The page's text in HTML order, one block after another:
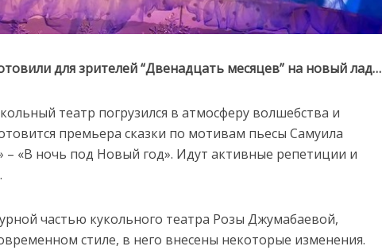
для зрителей “Двенадцать месяцев” на новый лад…
театр погрузился в атмосферу волшебства и
премьера сказки по мотивам пьесы Самуила
«В ночь под Новый год». Идут активные репетиции и
частью кукольного театра Розы Джумабаевой,
стиле, в него внесены некоторые изменения.